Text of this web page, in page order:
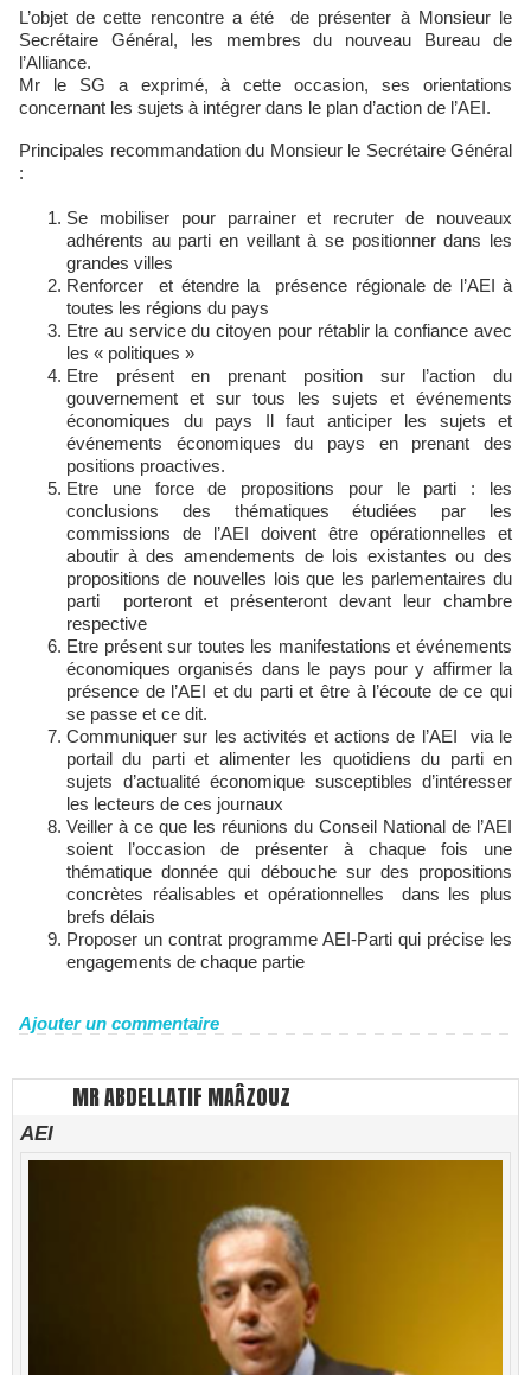
L’objet de cette rencontre a été de présenter à Monsieur le
Secrétaire Général, les membres du nouveau Bureau de
l’Alliance.
Mr le SG a exprimé, à cette occasion, ses orientations
concernant les sujets à intégrer dans le plan d’action de l’AEI.
Principales recommandation du Monsieur le Secrétaire Général
:
Se mobiliser pour parrainer et recruter de nouveaux
adhérents au parti en veillant à se positionner dans les
grandes villes
Renforcer et étendre la présence régionale de l’AEI à
toutes les régions du pays
Etre au service du citoyen pour rétablir la confiance avec
les « politiques »
Etre présent en prenant position sur l’action du
gouvernement et sur tous les sujets et événements
économiques du pays Il faut anticiper les sujets et
événements économiques du pays en prenant des
positions proactives.
Etre une force de propositions pour le parti : les
conclusions des thématiques étudiées par les
commissions de l’AEI doivent être opérationnelles et
aboutir à des amendements de lois existantes ou des
propositions de nouvelles lois que les parlementaires du
parti porteront et présenteront devant leur chambre
respective
Etre présent sur toutes les manifestations et événements
économiques organisés dans le pays pour y affirmer la
présence de l’AEI et du parti et être à l’écoute de ce qui
se passe et ce dit.
Communiquer sur les activités et actions de l’AEI via le
portail du parti et alimenter les quotidiens du parti en
sujets d’actualité économique susceptibles d’intéresser
les lecteurs de ces journaux
Veiller à ce que les réunions du Conseil National de l’AEI
soient l’occasion de présenter à chaque fois une
thématique donnée qui débouche sur des propositions
concrètes réalisables et opérationnelles dans les plus
brefs délais
Proposer un contrat programme AEI-Parti qui précise les
engagements de chaque partie
Ajouter un commentaire
MR ABDELLATIF MAÂZOUZ
AEI